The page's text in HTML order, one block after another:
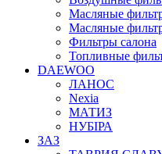
Масляные
Масляные
Фильтры салона
Топливные
DAEWOO
ЛАНОС
Nexia
МАТИЗ
НУБІРА
ЗАЗ